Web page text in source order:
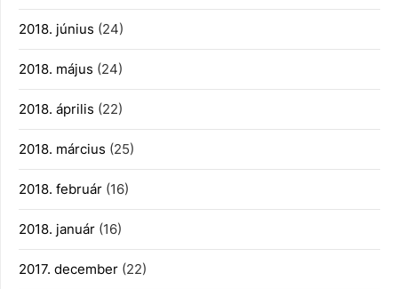
2018. június (24)
2018. május (24)
2018. április (22)
2018. március (25)
2018. február (16)
2018. január (16)
2017. december (22)